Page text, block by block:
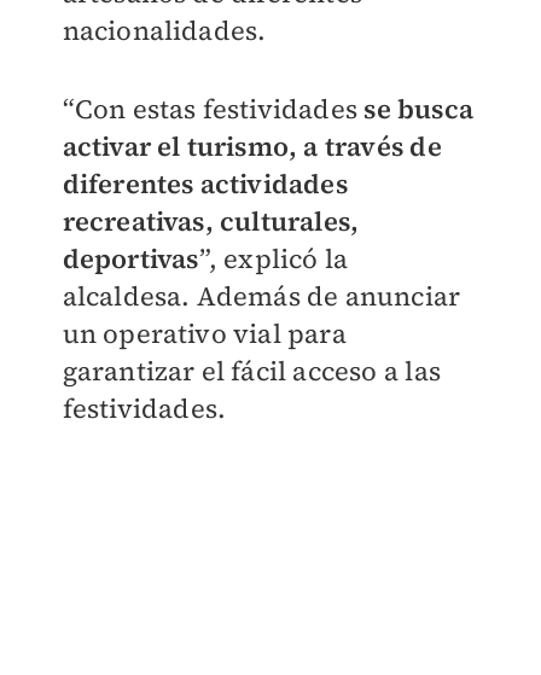
nacionalidades.
“Con estas festividades se busca
activar el turismo, a través de
diferentes actividades
recreativas, culturales,
deportivas”, explicó la
alcaldesa. Además de anunciar
un operativo vial para
garantizar el fácil acceso a las
festividades.